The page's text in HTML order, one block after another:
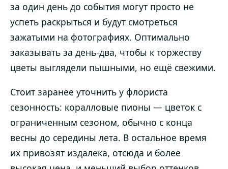
за один день до события могут просто не
успеть раскрыться и будут смотреться
зажатыми на фотографиях. Оптимально
заказывать за день-два, чтобы к торжеству
цветы выглядели пышными, но ещё свежими.
Стоит заранее уточнить у флориста
сезонность: коралловые пионы — цветок с
ограниченным сезоном, обычно с конца
весны до середины лета. В остальное время
их привозят издалека, отсюда и более